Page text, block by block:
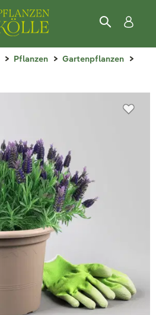
Pflanzen
Gartenpflanzen